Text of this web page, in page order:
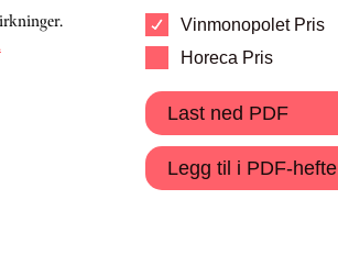
Vinmonopolet Pris
Horeca Pris
Last ned PDF
Legg til i PDF-hefte